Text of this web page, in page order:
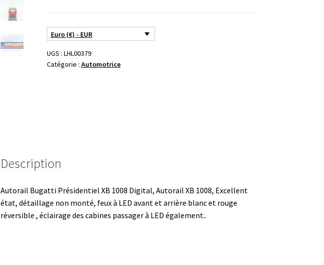
Euro (€) - EUR
UGS : LHL00379
Catégorie : Automotrice
Description
Autorail Bugatti Présidentiel XB 1008 Digital, Autorail XB 1008, Excellent
état, détaillage non monté, feux à LED avant et arrière blanc et rouge
réversible , éclairage des cabines passager à LED également..